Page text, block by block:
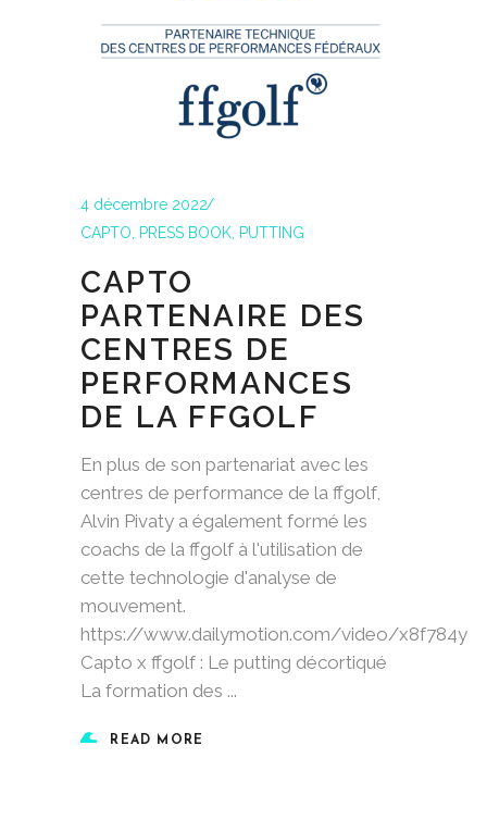
4 décembre 2022
CAPTO
PRESS BOOK PUTTING
CAPTO
PARTENAIRE DES
CENTRES DE
PERFORMANCES
DE LA FFGOLF
En plus de son partenariat avec les
centres de performance de la ffgolf,
Alvin Pivaty a également formé les
coachs de la ffgolf à l'utilisation de
cette technologie d'analyse de
mouvement.
https://www.dailymotion.com/video/x8f784y
Capto x ffgolf : Le putting décortiqué
La formation des
READ MORE